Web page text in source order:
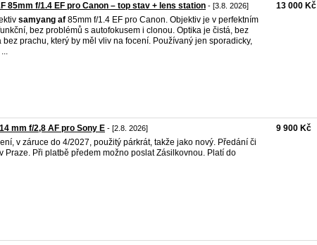
85mm f/1.4 EF pro Canon – top stav + lens station - [3.8. 2026]
samyang af 85mm f/1.4 EF pro Canon. Objektiv je v perfektním
bez problémů s autofokusem i clonou. Optika je čistá, bez
bez prachu, který by měl vliv na focení. Používaný jen sporadicky,
13 000 Kč
mm f/2,8 AF pro Sony E - [2.8. 2026]
v záruce do 4/2027, použitý párkrát, takže jako nový. Předání či
Praze. Při platbě předem možno poslat Zásilkovnou. Platí do
9 900 Kč